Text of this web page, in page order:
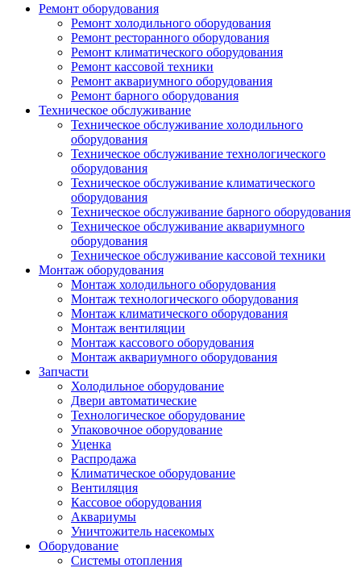
Ремонт оборудования
Ремонт холодильного оборудования
Ремонт ресторанного оборудования
Ремонт климатического оборудования
Ремонт кассовой техники
Ремонт аквариумного оборудования
Ремонт барного оборудования
Техническое обслуживание
Техническое обслуживание холодильного
оборудования
Техническое обслуживание технологического
оборудования
Техническое обслуживание климатического
оборудования
Техническое обслуживание барного оборудования
Техническое обслуживание аквариумного
оборудования
Техническое обслуживание кассовой техники
Монтаж оборудования
Монтаж холодильного оборудования
Монтаж технологического оборудования
Монтаж климатического оборудования
Монтаж вентиляции
Монтаж кассового оборудования
Монтаж аквариумного оборудования
Запчасти
Холодильное оборудование
Двери автоматические
Технологическое оборудование
Упаковочное оборудование
Уценка
Распродажа
Климатическое оборудование
Вентиляция
Кассовое оборудования
Аквариумы
Уничтожитель насекомых
Оборудование
Системы отопления